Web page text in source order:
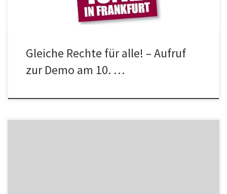
Gleiche Rechte für alle! – Aufruf
zur Demo am 10. …